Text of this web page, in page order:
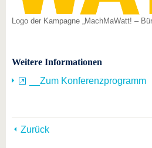
Logo der Kampagne „MachMaWatt! –
Weitere Informationen
__Zum Konferenzprogramm
Zurück